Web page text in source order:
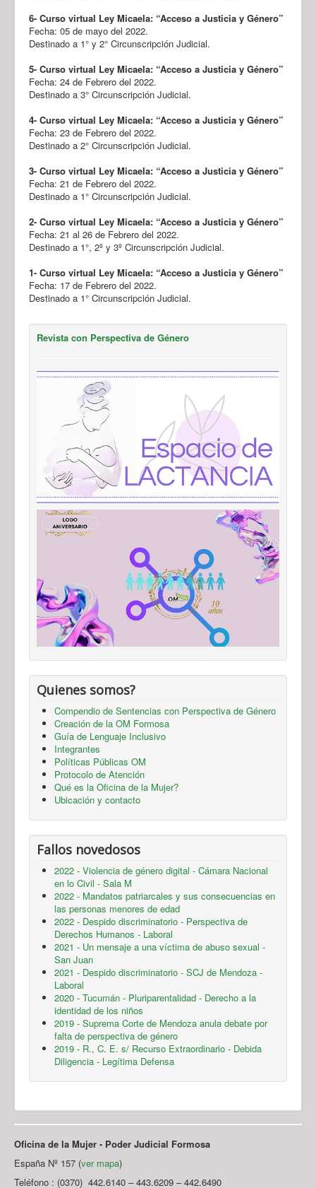
6- Curso virtual Ley Micaela: “Acceso a Justicia y Género”
Fecha: 05 de mayo del 2022.
Destinado a 1° y 2° Circunscripción Judicial.
5- Curso virtual Ley Micaela: “Acceso a Justicia y Género”
Fecha: 24 de Febrero del 2022.
Destinado a 3° Circunscripción Judicial.
4- Curso virtual Ley Micaela: “Acceso a Justicia y Género”
Fecha: 23 de Febrero del 2022.
Destinado a 2° Circunscripción Judicial.
3- Curso virtual Ley Micaela: “Acceso a Justicia y Género”
Fecha: 21 de Febrero del 2022.
Destinado a 1° Circunscripción Judicial.
2- Curso virtual Ley Micaela: “Acceso a Justicia y Género”
Fecha: 21 al 26 de Febrero del 2022.
Destinado a 1°, 2º y 3º Circunscripción Judicial.
1- Curso virtual Ley Micaela: “Acceso a Justicia y Género”
Fecha: 17 de Febrero del 2022.
Destinado a 1° Circunscripción Judicial.
Revista con Perspectiva de Género
Quienes somos?
Compendio de Sentencias con Perspectiva de Género
Creación de la OM Formosa
Guía de Lenguaje Inclusivo
Integrantes
Políticas Públicas OM
Protocolo de Atención
Qué es la Oficina de la Mujer?
Ubicación y contacto
Fallos novedosos
2022 - Violencia de género digital - Cámara Nacional
en lo Civil - Sala M
2022 - Mandatos patriarcales y sus consecuencias en
las personas menores de edad
2022 - Despido discriminatorio - Perspectiva de
Derechos Humanos - Laboral
2021 - Un mensaje a una víctima de abuso sexual -
San Juan
2021 - Despido discriminatorio - SCJ de Mendoza -
Laboral
2020 - Tucumán - Pluriparentalidad - Derecho a la
identidad de los niños
2019 - Suprema Corte de Mendoza anula debate por
falta de perspectiva de género
2019 - R., C. E. s/ Recurso Extraordinario - Debida
Diligencia - Legítima Defensa
Oficina de la Mujer - Poder Judicial Formosa
España Nº 157 (ver mapa)
Teléfono : (0370) 442.6140 – 443.6209 – 442.6490